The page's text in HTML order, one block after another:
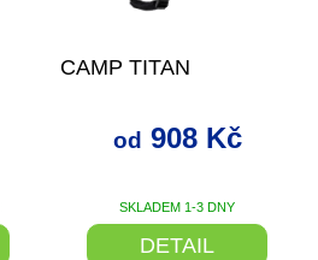
CAMP TITAN
SKLADEM 1-3 DNY
od 908 Kč
DETAIL